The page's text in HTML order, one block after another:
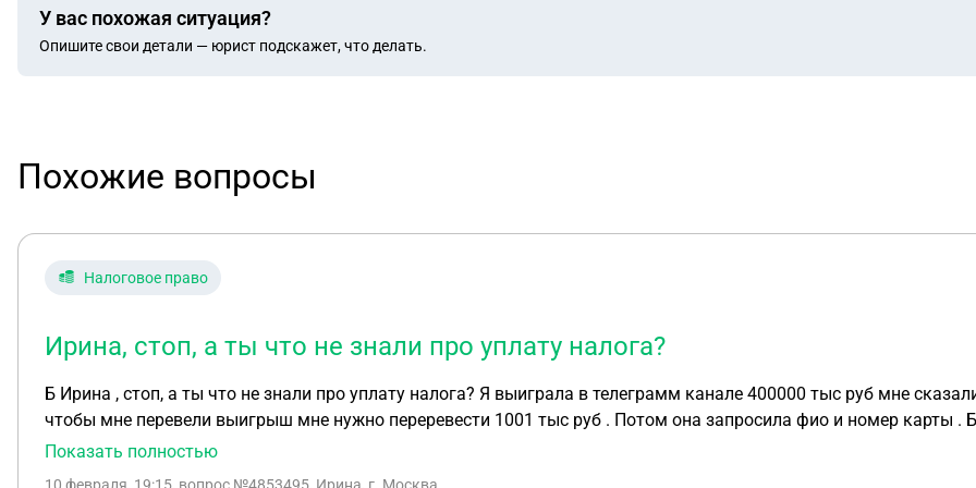
У вас похожая ситуация?
Опишите свои детали — юрист подскажет, что делать.
Похожие вопросы
Налоговое право
Ирина, стоп, а ты что не знали про уплату налога?
Б Ирина , стоп, а ты что не знали про уплату налога? Я выиграла в телеграмм канале 400000 тыс руб мне сказали что банк поставил блок антифрод и для того
чтобы мне перевели выигрыш мне нужно переревести 1001 тыс руб . Потом она запросила фио и номер карты .
конвертации для перевода тебе. Нужно еще 2005 руб перевести одним переводом, чтобы транзакция прошла успешно. Я за это накину немного
Показать полностью